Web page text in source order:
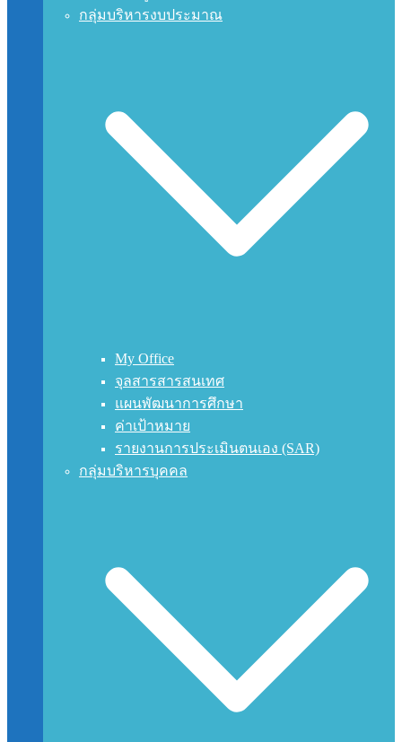
กลุ่มบริหารงบประมาณ
My Office
จุลสารสารสนเทศ
แผนพัฒนาการศึกษา
ค่าเป้าหมาย
รายงานการประเมินตนเอง (SAR)
กลุ่มบริหารบุคคล